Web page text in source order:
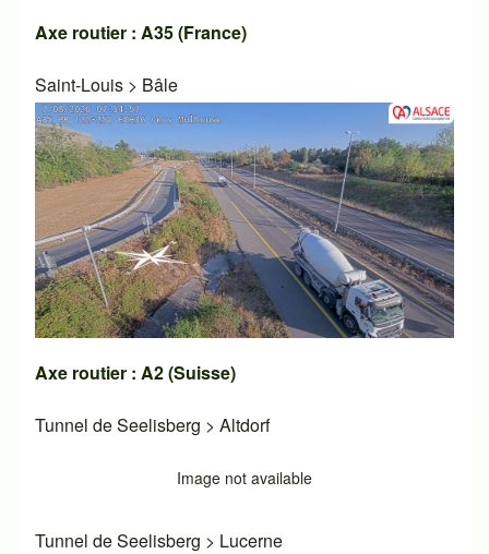
Axe routier : A35 (France)
Saint-Louis > Bâle
Axe routier : A2 (Suisse)
Tunnel de Seelisberg > Altdorf
Image not available
Tunnel de Seelisberg > Lucerne